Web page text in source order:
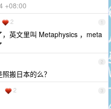
+08:00
1
2
英文里叫 Metaphysics ，meta
2
搬日本的么？
3
2